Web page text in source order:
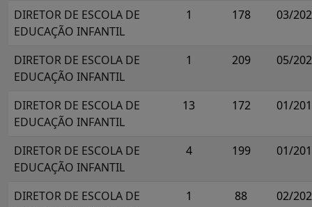
DIRETOR DE ESCOLA DE
EDUCAÇÃO INFANTIL
1 178 03/
DIRETOR DE ESCOLA DE
EDUCAÇÃO INFANTIL
1 209 05/
DIRETOR DE ESCOLA DE
EDUCAÇÃO INFANTIL
13 172 01/
DIRETOR DE ESCOLA DE
EDUCAÇÃO INFANTIL
4 199 01/
DIRETOR DE ESCOLA DE
1 88 02/